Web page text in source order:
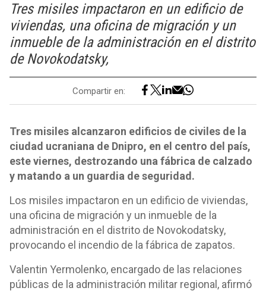
Tres misiles impactaron en un edificio de
viviendas, una oficina de migración y un
inmueble de la administración en el distrito
de Novokodatsky,
Compartir en:
Tres misiles alcanzaron edificios de civiles de la
ciudad ucraniana de Dnipro, en el centro del país,
este viernes, destrozando una fábrica de calzado
y matando a un guardia de seguridad.
Los misiles impactaron en un edificio de viviendas,
una oficina de migración y un inmueble de la
administración en el distrito de Novokodatsky,
provocando el incendio de la fábrica de zapatos.
Valentin Yermolenko, encargado de las relaciones
públicas de la administración militar regional, afirmó